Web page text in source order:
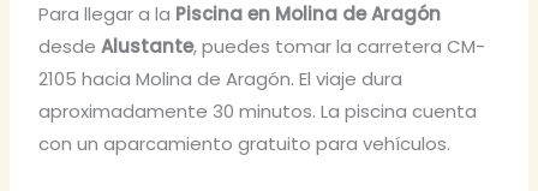
Para llegar a la Piscina en Molina de Aragón
desdeAlustante, puedes tomar la carretera CM-
2105 hacia Molina de Aragón. El viaje dura
aproximadamente 30 minutos. La piscina cuenta
con un aparcamiento gratuito para vehículos.